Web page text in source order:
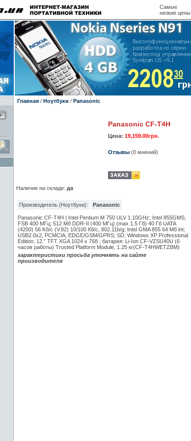
Самые
низкие цены
Главная/ Ноутбуки / Panasonic
Panasonic CF-T4H
Цена: 19,159.00грн.
Отзывы(0 мнений)
Наличие на складе: да
Производитель (Ноутбуки): Panasonic
Panasonic CF-T4H | Intel Pentium M 750 ULV 1.10GHz; Intel 855GMS,
FSB 400 МГц; 512 Mб DDR-II (400 МГц) (max 1.5 Гб) 40 Гб UATA
(4200) 56 Kб/с (V.92) 10/100 Кб/с, 802.11b/g; Intel GMA 855 64 Мб int;
USB2.0x2, PCMCIA, EDGE/GSM/GPRS; SD; Windows XP Professional
Edition; 12.” TFT XGA 1024 x 768 ; батарея: Li-Ion CF-VZSU40U (6
часов работы) Trusted Platform Module, 1.25 кг(CF-T4HWETZBM)
характеристики просьба уточнять на сайте
производителя